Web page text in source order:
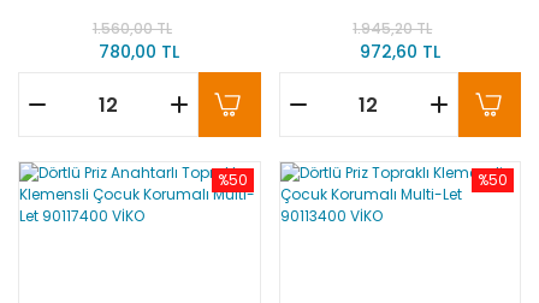
Let 90113403 VİKO
1.560,00 TL
780,00 TL
Let 90113405 VİKO
1.945,20 TL
972,60 TL
%50 %50